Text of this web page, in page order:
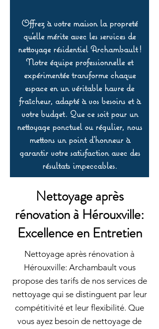
Offrez à votre maison la propreté
qu’elle mérite avec les services de
nettoyage résidentiel Archambault !
Notre équipe professionnelle et
expérimentée transforme chaque
espace en un véritable havre de
fraîcheur, adapté à vos besoins et à
votre budget. Que ce soit pour un
nettoyage ponctuel ou régulier, nous
mettons un point d’honneur à
garantir votre satisfaction avec des
résultats impeccables.
Nettoyage après
rénovation à Hérouxville:
Excellence en Entretien
Nettoyage après rénovation à
Hérouxville: Archambault vous
propose des tarifs de nos services de
nettoyage qui se distinguent par leur
compétitivité et leur flexibilité. Que
vous ayez besoin de nettoyage de